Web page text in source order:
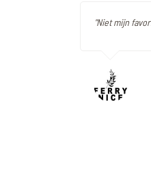
"Niet mijn